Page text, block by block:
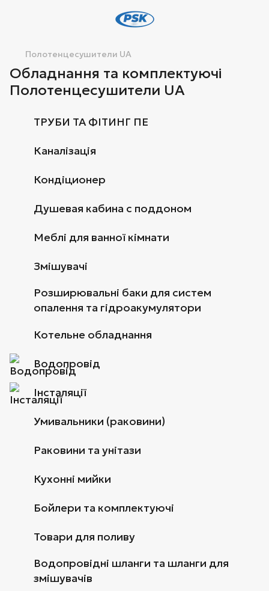
Полотенцесушители UA
Обладнання та комплектуючі
Полотенцесушители UA
ТРУБИ ТА ФІТИНГ ПЕ
Каналізація
Кондіционер
Душевая кабина с поддоном
Меблі для ванної кімнати
Змішувачі
Розширювальні баки для систем
опалення та гідроакумулятори
Котельне обладнання
Водопровід
Інсталяції
Умивальники (раковини)
Раковини та унітази
Кухонні мийки
Бойлери та комплектуючі
Товари для поливу
Водопровідні шланги та шланги для
змішувачів